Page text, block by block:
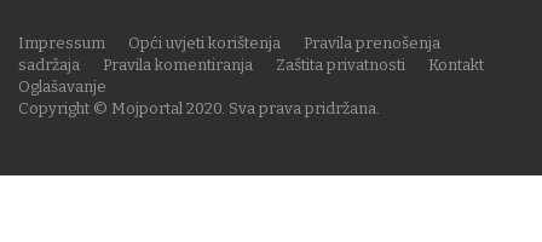
Copyright © Mojportal 2020. Sva prava pridržana.
Impressum Opći uvjeti korištenja
Pravila prenošenja
sadržaja
Pravila komentiranja Zaštita privatnosti
Kontakt
Oglašavanje